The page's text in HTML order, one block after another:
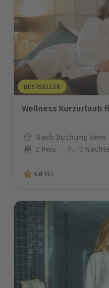
BESTSELLER
Wellness Kurzurlaub
Standort
Nach Buchung
Anzahl der Teilnehmer
2 Pers. 3 Nächte
4.8 von 5 Sternen
4.8 (6)